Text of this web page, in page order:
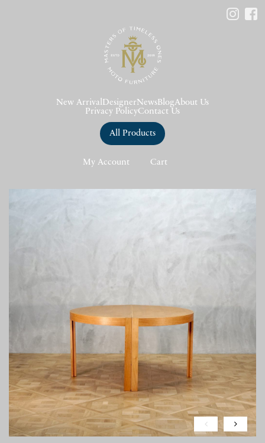
New Arrival DesignerNews BlogAbout Us
Privacy PolicyContact Us
All Products
My Account Cart